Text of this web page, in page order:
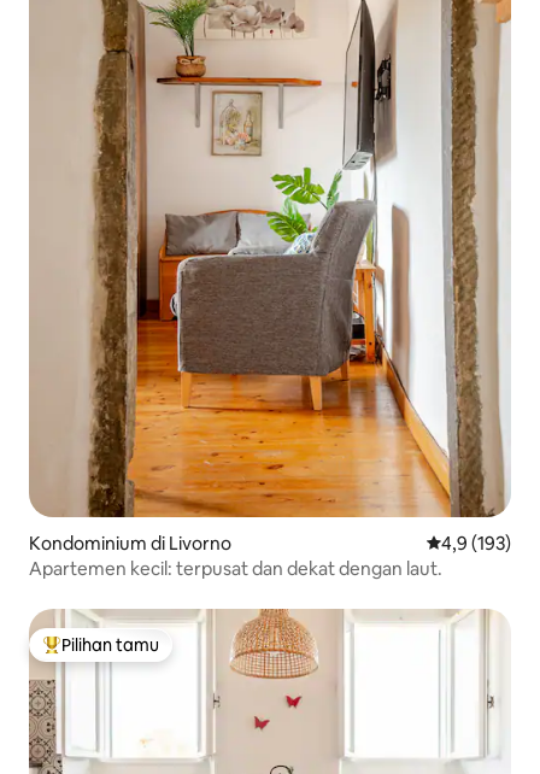
Kondominium di Livorno Nilai rata-rata
4,9 (193)
Apartemen kecil: terpusat dan dekat dengan laut.
Pilihan tamu terpopuler
Pilihan tamu